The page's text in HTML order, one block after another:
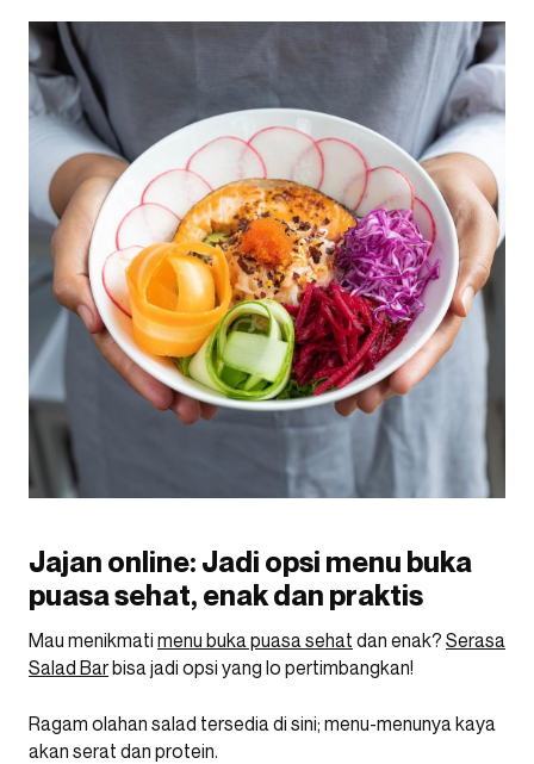
Jajan online: Jadi opsi menu buka
puasa sehat, enak dan praktis
Mau menikmati menu buka puasa sehat dan enak? Serasa
Salad Barbisa jadi opsi yang lo pertimbangkan!
Ragam olahan salad tersedia di sini; menu-menunya kaya
akan serat dan protein.